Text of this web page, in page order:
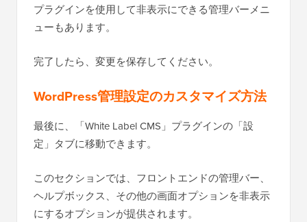
プラグインを使用して非表示にできる管理バーメニ
ューもあります。
完了したら、変更を保存してください。
WordPress管理設定のカスタマイズ方法
最後に、「White Label CMS」プラグインの「設
定」タブに移動できます。
このセクションでは、フロントエンドの管理バー、
ヘルプボックス、その他の画面オプションを非表示
にするオプションが提供されます。